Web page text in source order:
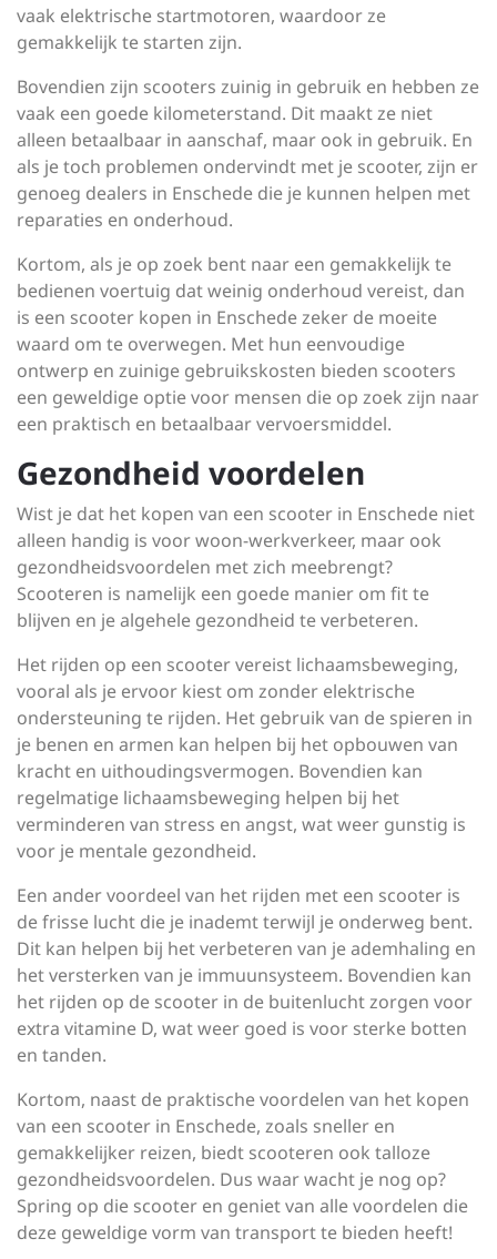
vaak elektrische startmotoren, waardoor ze
gemakkelijk te starten zijn.
Bovendien zijn scooters zuinig in gebruik en hebben ze
vaak een goede kilometerstand. Dit maakt ze niet
alleen betaalbaar in aanschaf, maar ook in gebruik. En
als je toch problemen ondervindt met je scooter, zijn er
genoeg dealers in Enschede die je kunnen helpen met
reparaties en onderhoud.
Kortom, als je op zoek bent naar een gemakkelijk te
bedienen voertuig dat weinig onderhoud vereist, dan
is een scooter kopen in Enschede zeker de moeite
waard om te overwegen. Met hun eenvoudige
ontwerp en zuinige gebruikskosten bieden scooters
een geweldige optie voor mensen die op zoek zijn naar
een praktisch en betaalbaar vervoersmiddel.
Gezondheid voordelen
Wist je dat het kopen van een scooter in Enschede niet
alleen handig is voor woon-werkverkeer, maar ook
gezondheidsvoordelen met zich meebrengt?
Scooteren is namelijk een goede manier om fit te
blijven en je algehele gezondheid te verbeteren.
Het rijden op een scooter vereist lichaamsbeweging,
vooral als je ervoor kiest om zonder elektrische
ondersteuning te rijden. Het gebruik van de spieren in
je benen en armen kan helpen bij het opbouwen van
kracht en uithoudingsvermogen. Bovendien kan
regelmatige lichaamsbeweging helpen bij het
verminderen van stress en angst, wat weer gunstig is
voor je mentale gezondheid.
Een ander voordeel van het rijden met een scooter is
de frisse lucht die je inademt terwijl je onderweg bent.
Dit kan helpen bij het verbeteren van je ademhaling en
het versterken van je immuunsysteem. Bovendien kan
het rijden op de scooter in de buitenlucht zorgen voor
extra vitamine D, wat weer goed is voor sterke botten
en tanden.
Kortom, naast de praktische voordelen van het kopen
van een scooter in Enschede, zoals sneller en
gemakkelijker reizen, biedt scooteren ook talloze
gezondheidsvoordelen. Dus waar wacht je nog op?
Spring op die scooter en geniet van alle voordelen die
deze geweldige vorm van transport te bieden heeft!